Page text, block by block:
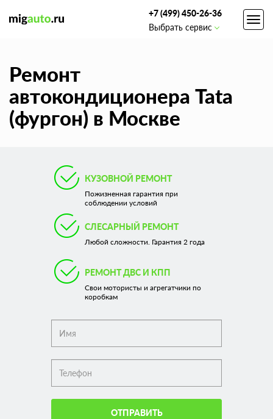
+7 (499) 450-26-36
Выбрать сервис
Ремонт
автокондиционера Tata
(фургон) в Москве
КУЗОВНОЙ РЕМОНТ
Пожизненная гарантия при
соблюдении условий
СЛЕСАРНЫЙ РЕМОНТ
Любой сложности. Гарантия 2 года
РЕМОНТ ДВС И КПП
Свои мотористы и агрегатчики по
коробкам
ОТПРАВИТЬ